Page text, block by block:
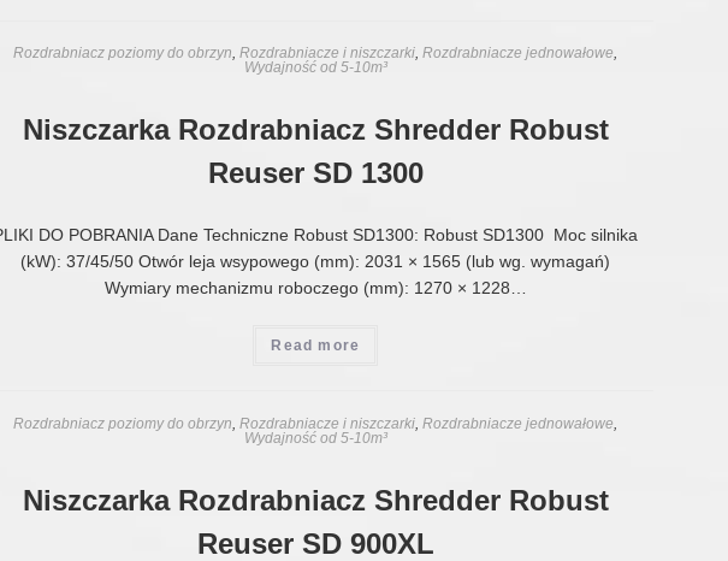
Rozdrabniacz poziomy do obrzyn,Rozdrabniacze i niszczarki,Rozdrabniacze jednowałowe,
Wydajność od 5-10m³
Niszczarka Rozdrabniacz Shredder Robust
Reuser SD 1300
DO POBRANIA Dane Techniczne Robust SD1300: Robust SD1300 Moc silnika
(kW): 37/45/50 Otwór leja wsypowego (mm): 2031 × 1565 (lub wg. wymagań)
Wymiary mechanizmu roboczego (mm): 1270 × 1228…
Read more
Rozdrabniacz poziomy do obrzyn ,Rozdrabniacze i niszczarki ,Rozdrabniacze jednowałowe
Wydajność od 5-10m³
Niszczarka Rozdrabniacz Shredder Robust
Reuser SD 900XL